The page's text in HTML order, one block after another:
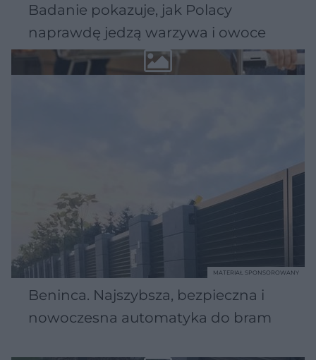
Badanie pokazuje, jak Polacy
naprawdę jedzą warzywa i owoce
Beninca. Najszybsza, bezpieczna i
nowoczesna automatyka do bram
MATERIAŁ SPONSOROWANY